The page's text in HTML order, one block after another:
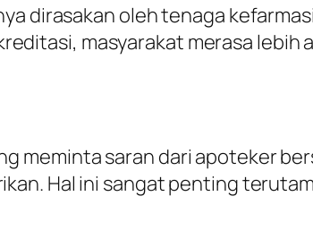
dirasakan oleh tenaga
masyarakat merasa lebih
meminta saran dari apoteker
Hal ini sangat penting